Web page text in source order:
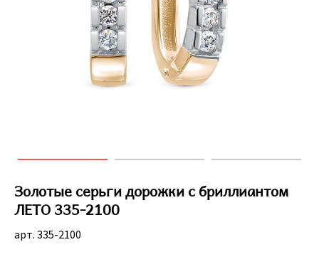
Золотые серьги дорожки с бриллиантом
ЛЕТО 335-2100
арт. 335-2100